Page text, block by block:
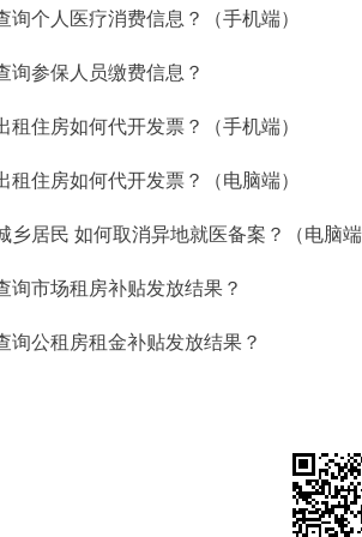
询个人医疗消费信息？（手机端）
询参保人员缴费信息？
租住房如何代开发票？（手机端）
租住房如何代开发票？（电脑端）
乡居民 如何取消异地就医备案？（电脑
询市场租房补贴发放结果？
询公租房租金补贴发放结果？